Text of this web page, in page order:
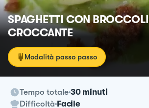
SPAGHETTI CON BROCCOLI
CROCCANTE
Modalità passo passo
Tempo totale 30 minuti
Difficoltà Facile